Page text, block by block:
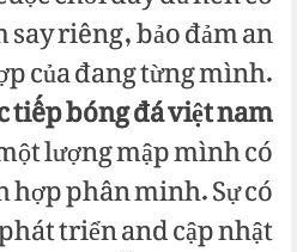
riêng, bảo đảm an
của đang từng mình.
bóng đá việt nam
lượng mập mình có
phân minh. Sự có
triển and cập nhật